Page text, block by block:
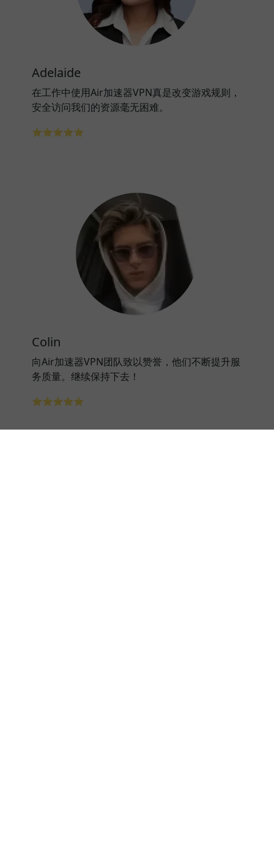
Adelaide
在工作中使用Air加速器VPN真是改变游戏规则，
安全访问我们的资源毫无困难。
⭐⭐⭐⭐⭐
Colin
向Air加速器VPN团队致以赞誉，他们不断提升服
务质量。继续保持下去！
⭐⭐⭐⭐⭐